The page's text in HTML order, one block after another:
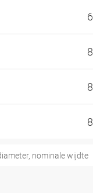
6
8
8
8
nominale wijdte